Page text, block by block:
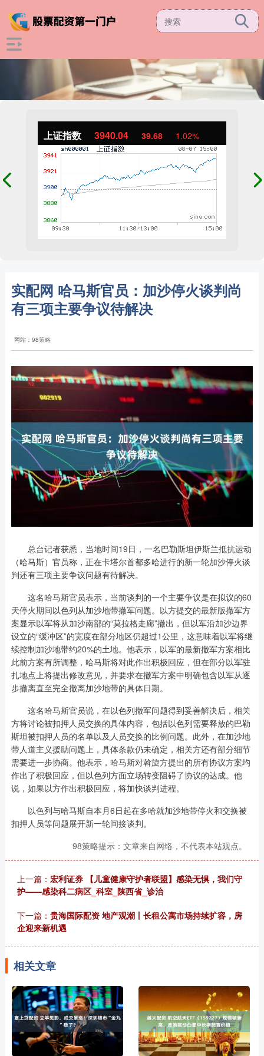
上证指数 3940.04 39.68 1.02%
实配网 哈马斯官员：加沙停火谈判尚
有三项主要争议待解决
网站：98策略
总台记者获悉，当地时间19日，一名巴勒斯坦伊斯兰抵抗运动
（哈马斯）官员称，正在卡塔尔首都多哈进行的新一轮加沙停火谈
判还有三项主要争议问题有待解决。
这名哈马斯官员表示，当前谈判的一个主要争议是在拟议的60
天停火期间以色列从加沙地带撤军问题。以方提交的最新版撤军方
案显示以军将从加沙南部的“莫拉格走廊”撤出，但以军沿加沙边界
设立的“缓冲区”的宽度在部分地区仍超过1公里，这意味着以军将继
续控制加沙地带约20%的土地。他表示，以军的最新撤军方案相比
此前方案有所调整，哈马斯将对此作出积极回应，但在部分以军驻
扎地点上将提出修改意见，并要求在撤军方案中明确包含以军从逐
步撤离直至完全撤离加沙地带的具体日期。
这名哈马斯官员说，在以色列撤军问题得到妥善解决后，相关
方将讨论被扣押人员交换的具体内容，包括以色列需要释放的巴勒
斯坦被扣押人员的名单以及人员交换的比例问题。此外，在加沙地
带人道主义援助问题上，具体条款仍未确定，相关方还有部分细节
需要进一步协商。他表示，哈马斯对斡旋方提出的所有协议方案均
作出了积极回应，但以色列方面立场转变阻碍了协议的达成。他
说，如果以方作出积极回应，将加快谈判进程。
以色列与哈马斯自本月6日起在多哈就加沙地带停火和交换被
扣押人员等问题展开新一轮间接谈判。
98策略提示：文章来自网络，不代表本站观点。
上一篇： 宏利证券 【儿童健康守护者联盟】感染无惧，我们守
护——感染科二病区_科室_陕西省_诊治
下一篇： 贵海国际配资 地产观潮丨长租公寓市场持续扩容，房
企迎来新机遇
相关文章